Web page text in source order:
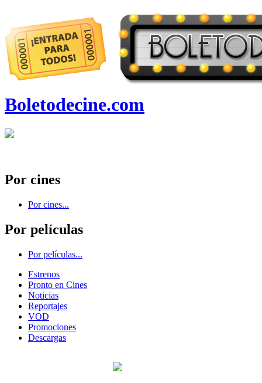
Boletodecine.com
Por cines
Por cines...
Por películas
Por películas...
Estrenos
Pronto en Cines
Noticias
Reportajes
VOD
Promociones
Descargas